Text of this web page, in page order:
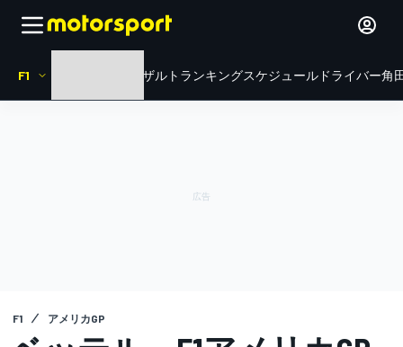
F1 リザルト ランキングスケジュール ドライバー角
F1 アメリカGP